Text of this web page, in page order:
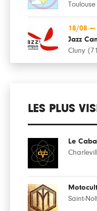
18/08 —
Jazz
Cluny
LES PLUS
Le
Saint-